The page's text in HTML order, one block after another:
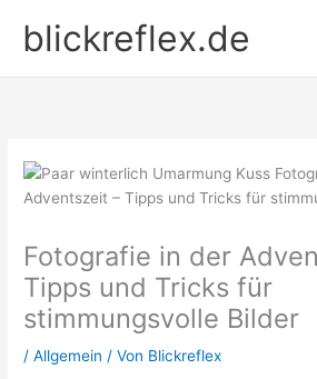
Inhaltblickreflex.de
Fotografie in der
Tipps und Tricks für
stimmungsvolle Bilder
/Allgemein / Von Blickreflex